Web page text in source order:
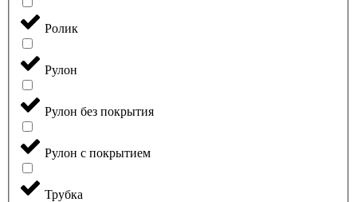
Ролик
Рулон
Рулон без покрытия
Рулон с покрытием
Трубка